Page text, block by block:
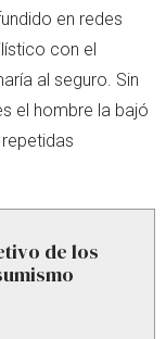
en redes
con el
al seguro. Sin
el hombre la bajó
de los